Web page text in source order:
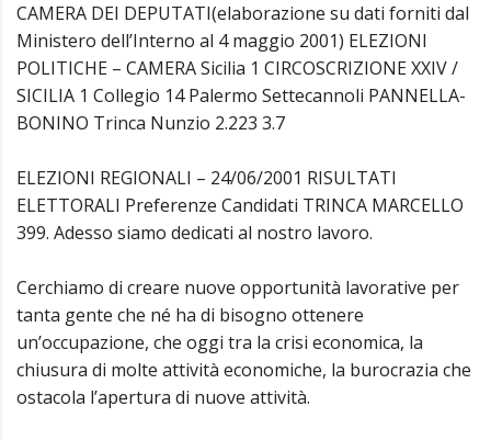
CAMERA DEI DEPUTATI(elaborazione su dati forniti dal
Ministero dell’Interno al 4 maggio 2001) ELEZIONI
POLITICHE – CAMERA Sicilia 1 CIRCOSCRIZIONE XXIV /
SICILIA 1 Collegio 14 Palermo Settecannoli PANNELLA-
BONINO Trinca Nunzio 2.223 3.7
ELEZIONI REGIONALI – 24/06/2001 RISULTATI
ELETTORALI Preferenze Candidati TRINCA MARCELLO
399. Adesso siamo dedicati al nostro lavoro.
Cerchiamo di creare nuove opportunità lavorative per
tanta gente che né ha di bisogno ottenere
un’occupazione, che oggi tra la crisi economica, la
chiusura di molte attività economiche, la burocrazia che
ostacola l’apertura di nuove attività.